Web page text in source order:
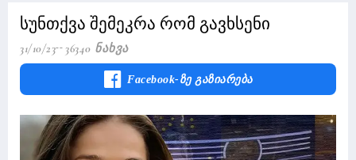
სუნთქვა შემეკრა რომ გავხსენი
31/10/23 36340 Ნახვა
Facebook-Ზე Გაზიარება